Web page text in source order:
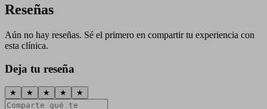
Reseñas
Aún no hay reseñas. Sé el primero en compartir tu experiencia con
esta clínica.
Deja tu reseña
★ ★ ★ ★ ★